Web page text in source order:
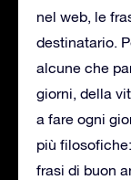
nel web, le
destinatario.
alcune che
giorni, della
a fare ogni
più
frasi di buon